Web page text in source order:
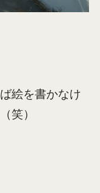
絵を書かなけ
笑）